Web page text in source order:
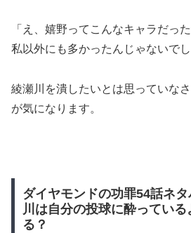
「え、嬉野ってこんなキャラだっ
私以外にも多かったんじゃないでし
綾瀬川を潰したいとは思っていな
が気になります。
ダイヤモンドの功罪54話ネ
川は自分の投球に酔ってい
る？